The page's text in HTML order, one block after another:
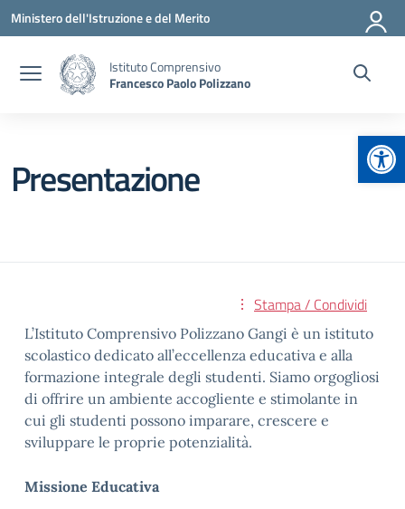
Vai ai contenuti
Vai al menu di navigazione
Vai al footer
Ministero dell'Istruzione e del Merito
Istituto Comprensivo
Francesco Paolo Polizzano
Presentazione
Stampa / Condividi
L’Istituto Comprensivo Polizzano Gangi è un istituto
scolastico dedicato all’eccellenza educativa e alla
formazione integrale degli studenti. Siamo orgogliosi
di offrire un ambiente accogliente e stimolante in
cui gli studenti possono imparare, crescere e
sviluppare le proprie potenzialità.
Missione Educativa